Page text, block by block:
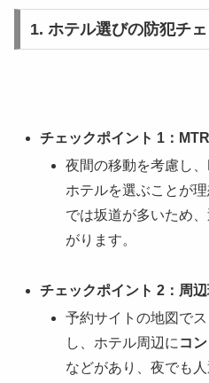
1. ホテル選びの防犯チ
チェックポイント 1：
夜間の移動を考慮し
ホテルを選ぶことが
では坂道が多いため
がります。
チェックポイント 2：周
予約サイトの地図で
し、ホテル周辺に コ
などがあり、夜でも